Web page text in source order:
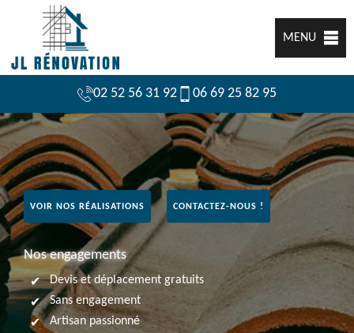
MENU
02 52 56 31 92 06 69 25 82 95
VOIR NOS RÉALISATIONS CONTACTEZ-NOUS !
Nos engagements
Devis et déplacement gratuits
Sans engagement
Artisan passionné